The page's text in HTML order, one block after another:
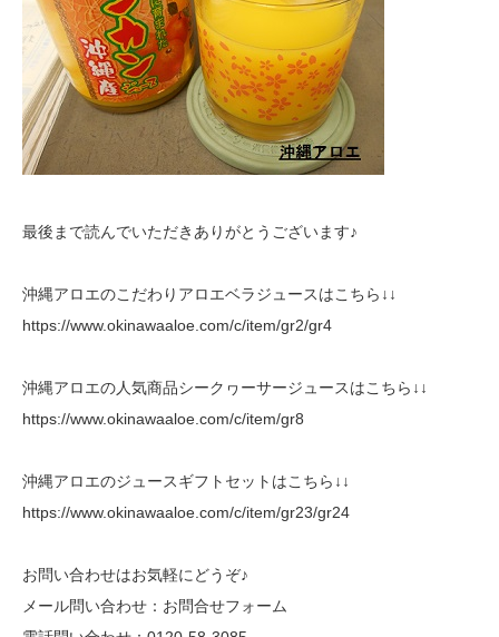
最後まで読んでいただきありがとうございます♪
沖縄アロエのこだわりアロエベラジュースはこちら↓↓
https://www.okinawaaloe.com/c/item/gr2/gr4
沖縄アロエの人気商品シークヮーサージュースはこちら↓↓
https://www.okinawaaloe.com/c/item/gr8
沖縄アロエのジュースギフトセットはこちら↓↓
https://www.okinawaaloe.com/c/item/gr23/gr24
お問い合わせはお気軽にどうぞ♪
メール問い合わせ： お問合せフォーム